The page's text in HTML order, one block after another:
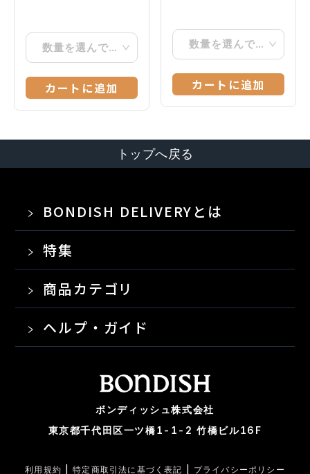
数量を選んでください
カートに追加
数量を選んでください
カートに追加
トップへ戻る
BONDISH DELIVERYとは
特集
商品カテゴリ
ヘルプ・ガイド
ボンディッシュ株式会社
東京都千代田区一ツ橋1-1-2 竹橋ビル16F
利用規約 特定商取引法に基づく表記 プライバシーポリシー